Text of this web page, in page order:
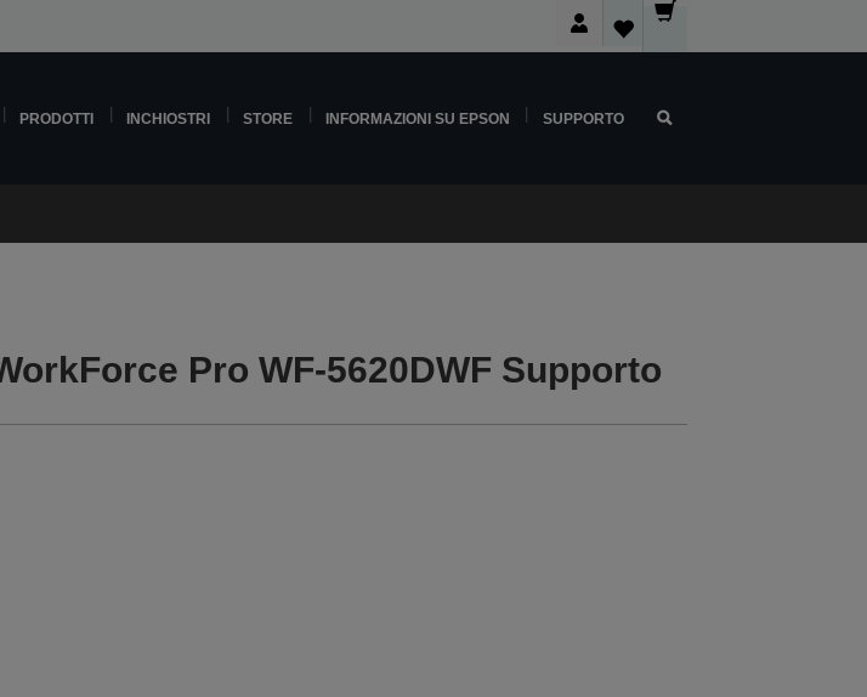
PRODOTTI INCHIOSTRI STORE INFORMAZIONI SU EPSON SUPPORTO
Pro WF-5620DWF Supporto